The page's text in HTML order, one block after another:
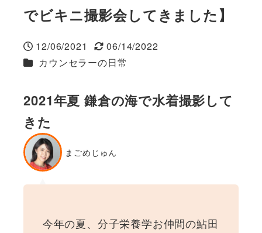
でビキニ撮影会してきました】
投稿日
12/06/2021
更新日
06/14/2022
カテゴリー
カウンセラーの日常
2021年夏 鎌倉の海で水着撮影して
きた
まごめじゅん
今年の夏、分子栄養学お仲間の鮎田